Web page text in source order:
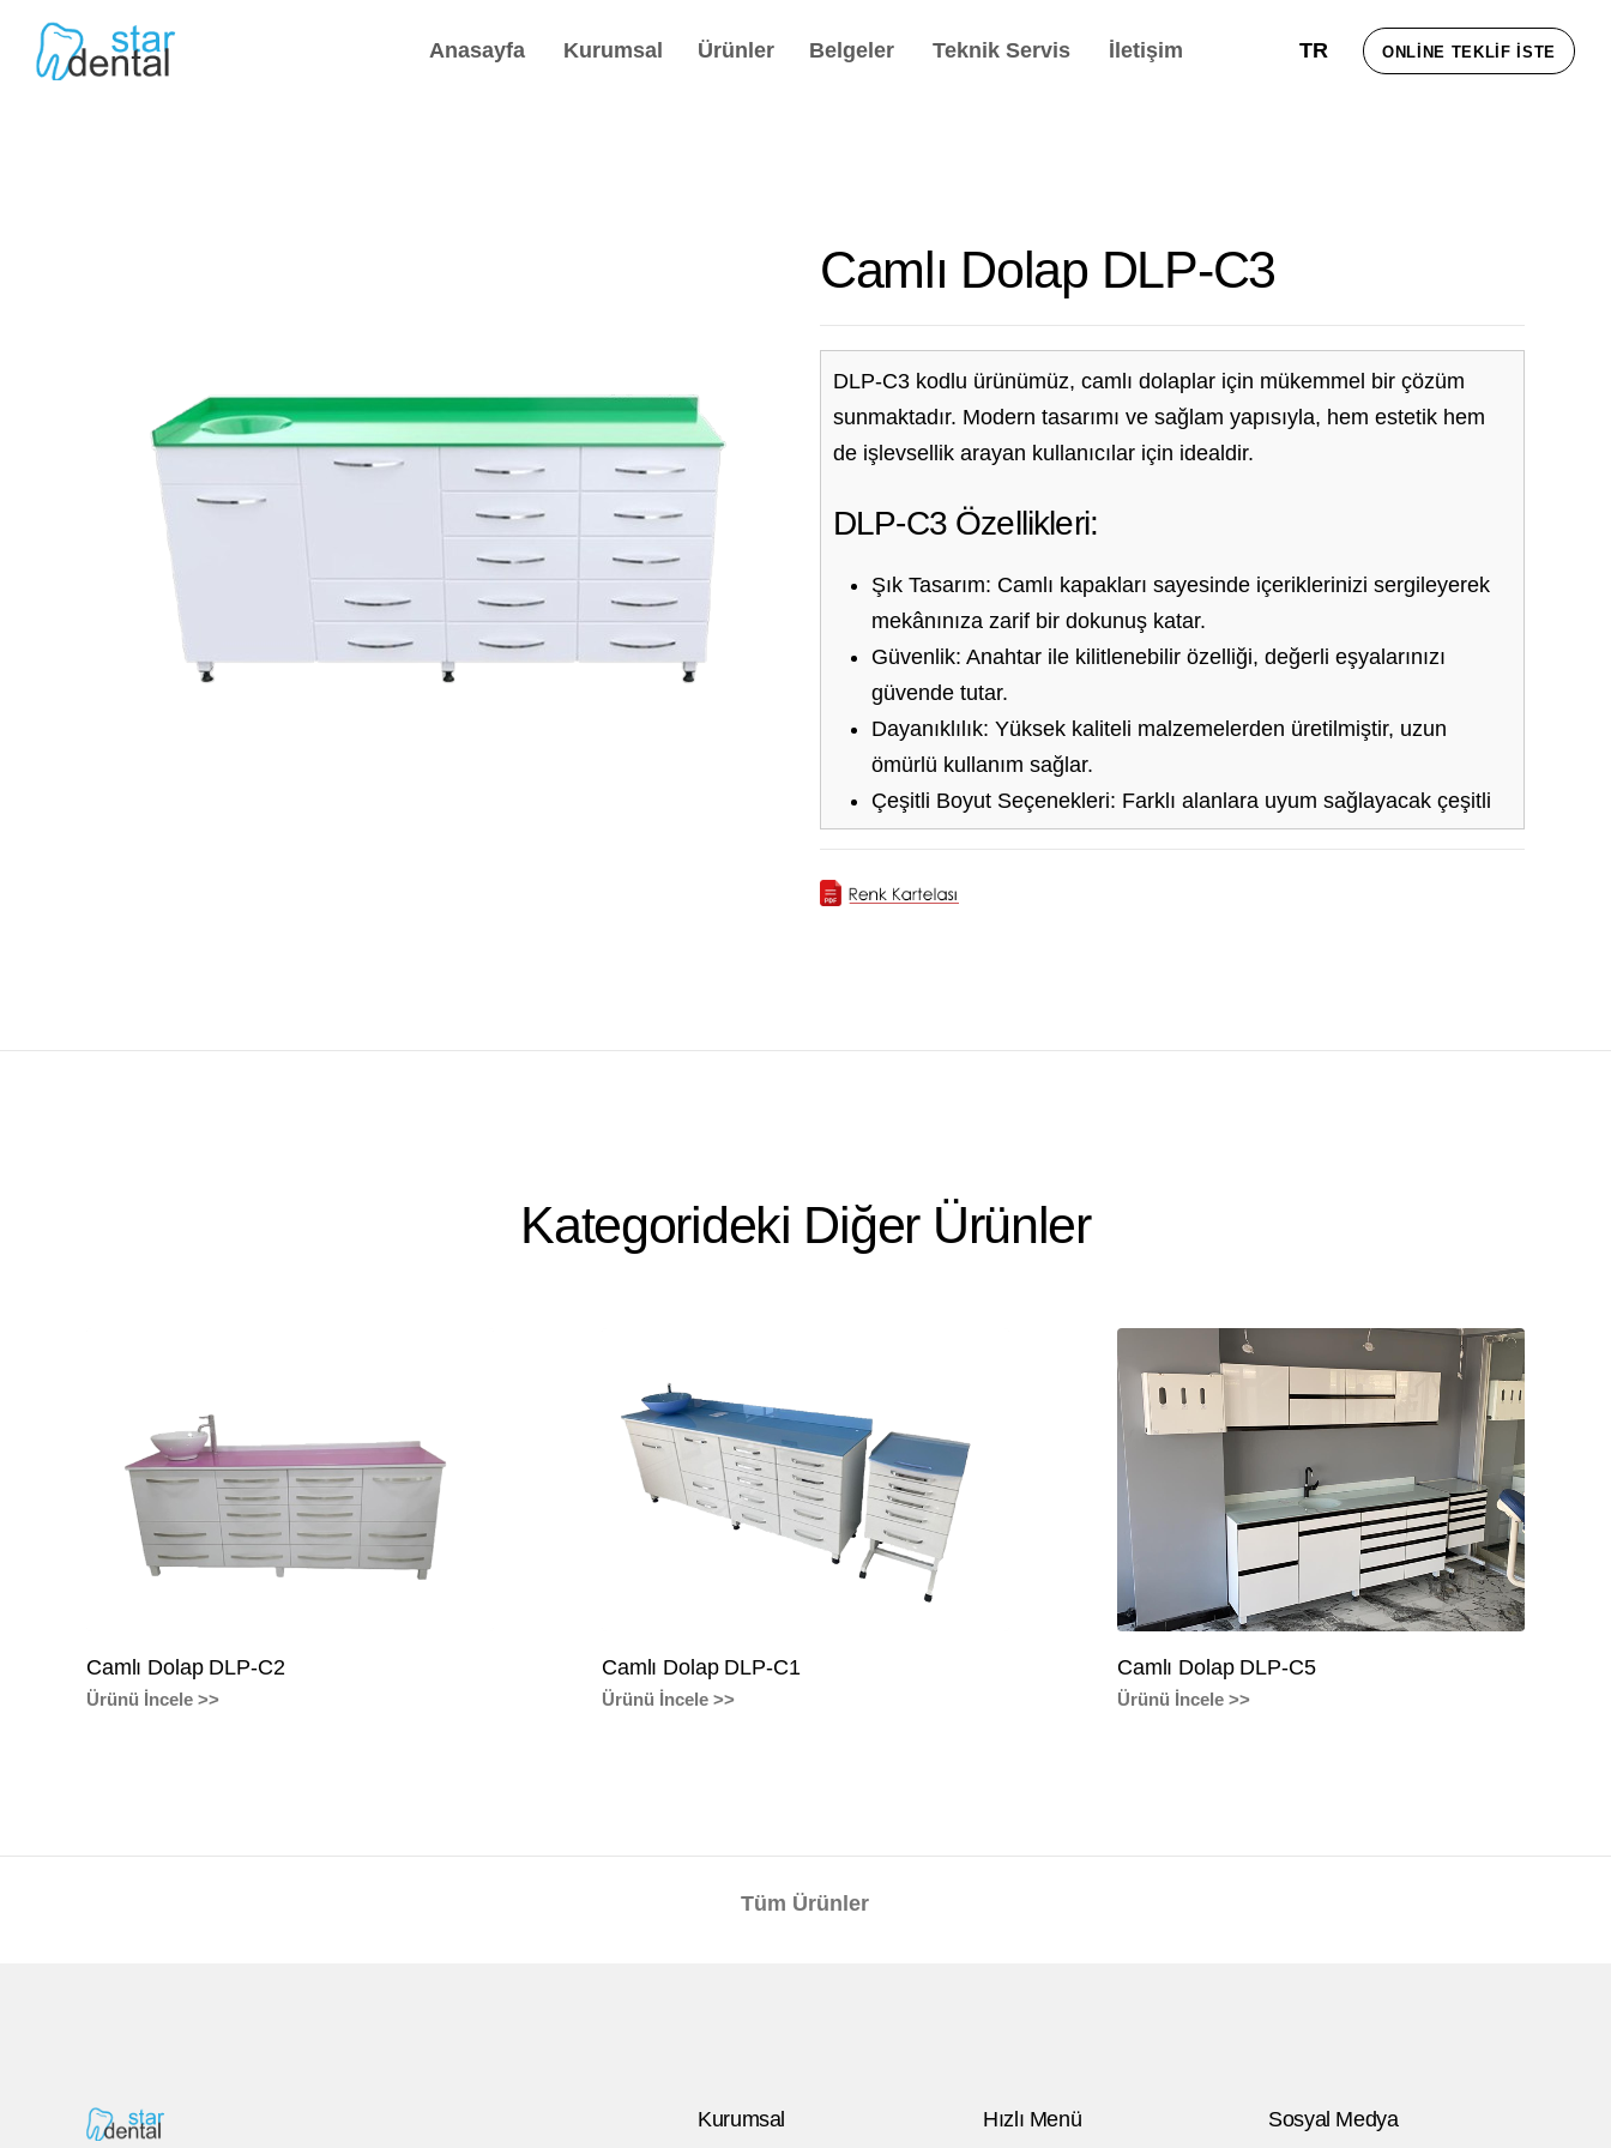
Anasayfa Kurumsal Ürünler Belgeler Teknik Servis İletişim TR ONLINE TEKLIF İSTE
Camlı Dolap DLP-C3
DLP-C3 kodlu ürünümüz, camlı dolaplar için mükemmel bir çözüm
sunmaktadır. Modern tasarımı ve sağlam yapısıyla, hem estetik hem
de işlevsellik arayan kullanıcılar için idealdir.
DLP-C3 Özellikleri:
Şık Tasarım: Camlı kapakları sayesinde içeriklerinizi sergileyerek
mekânınıza zarif bir dokunuş katar.
Güvenlik: Anahtar ile kilitlenebilir özelliği, değerli eşyalarınızı
güvende tutar.
Dayanıklılık: Yüksek kaliteli malzemelerden üretilmiştir, uzun
ömürlü kullanım sağlar.
Çeşitli Boyut Seçenekleri: Farklı alanlara uyum sağlayacak çeşitli
boyut ve renk seçenekleri mevcuttur.
şekilde kurulabilir.
klinikler için idealdir. Ürünümüz, alanınızı daha düzenli ve profesyonel
Kategorideki Diğer Ürünler
Camlı Dolap DLP-C2
Ürünü İncele >>
Camlı Dolap DLP-C1
Ürünü İncele >>
Camlı Dolap DLP-C5
Ürünü İncele >>
Tüm Ürünler
Kurumsal Hızlı Menü Sosyal Medya